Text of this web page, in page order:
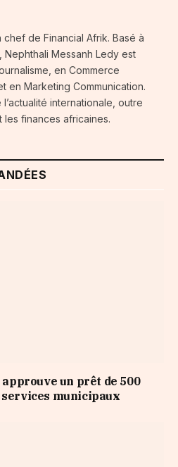
de Financial Afrik. Basé à
Nephthali Messanh Ledy est
en Commerce
en Marketing Communication.
internationale, outre
finances africaines.
approuve un prêt de 500
municipaux